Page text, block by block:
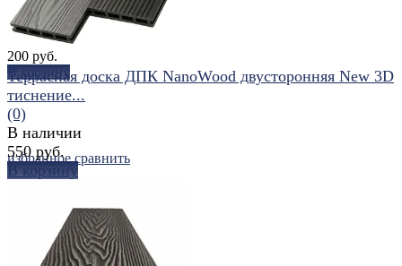
избранное сравнить
клумб 25x150, 180°
(0)
В наличии
200 руб.
В корзину
избранное сравнить
Террасная доска ДПК NanoWood двусторонняя New 3D
тиснение...
(0)
В наличии
550 руб.
В корзину